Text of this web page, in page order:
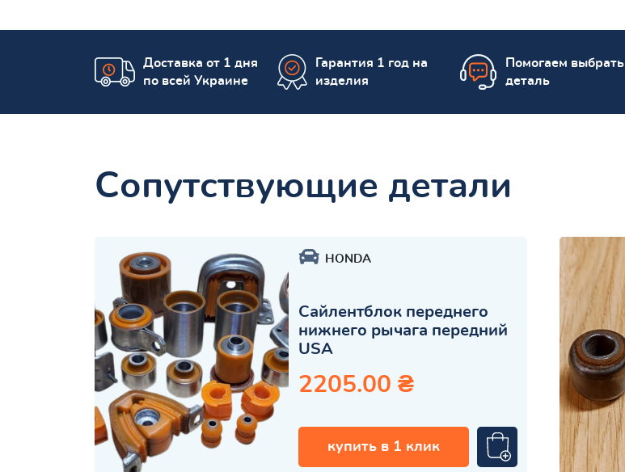
Доставка от 1 дня
по всей Украине
Гарантия 1 год на
изделия
Помогаем выбрать
деталь
Сопутствующие детали
HONDA
Сайлентблок переднего
нижнего рычага передний
USA
2205.00 ₴
купить в 1 клик